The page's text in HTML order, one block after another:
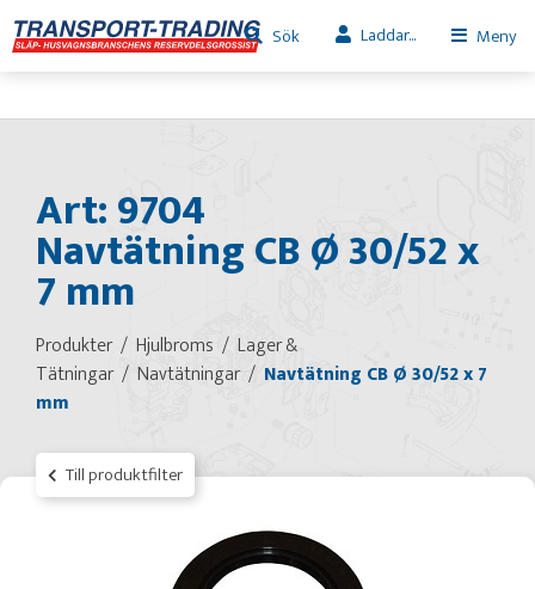
Sök Laddar... Meny
Art: 9704
Navtätning CB Ø 30/52 x
7 mm
Produkter Hjulbroms
Lager &
Tätningar
Navtätningar
Navtätning CB Ø 30/52 x 7
mm
Till produktfilter